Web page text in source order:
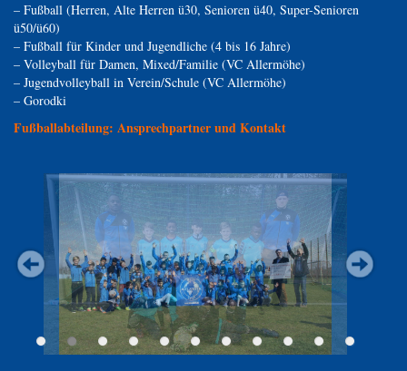
– Fußball (Herren, Alte Herren ü30, Senioren ü40, Super-Senioren
ü50/ü60)
– Fußball für Kinder und Jugendliche (4 bis 16 Jahre)
– Volleyball für Damen, Mixed/Familie (VC Allermöhe)
– Jugendvolleyball in Verein/Schule (VC Allermöhe)
– Gorodki
Fußballabteilung: Ansprechpartner und Kontakt